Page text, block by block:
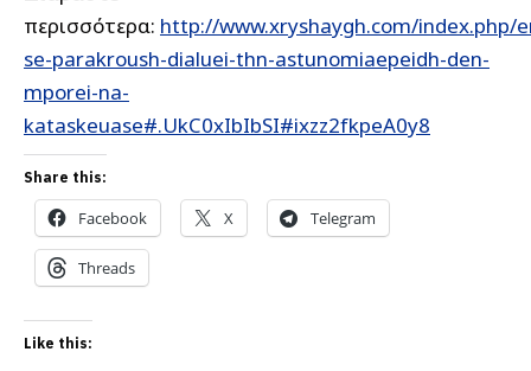
περισσότερα: http://www.xryshaygh.com/index.php/
se-parakroush-dialuei-thn-astunomiaepeidh-den-
mporei-na-
kataskeuase#.UkC0xIbIbSI#ixzz2fkpeA0y8
Share this:
Facebook X Telegram
Threads
Like this: